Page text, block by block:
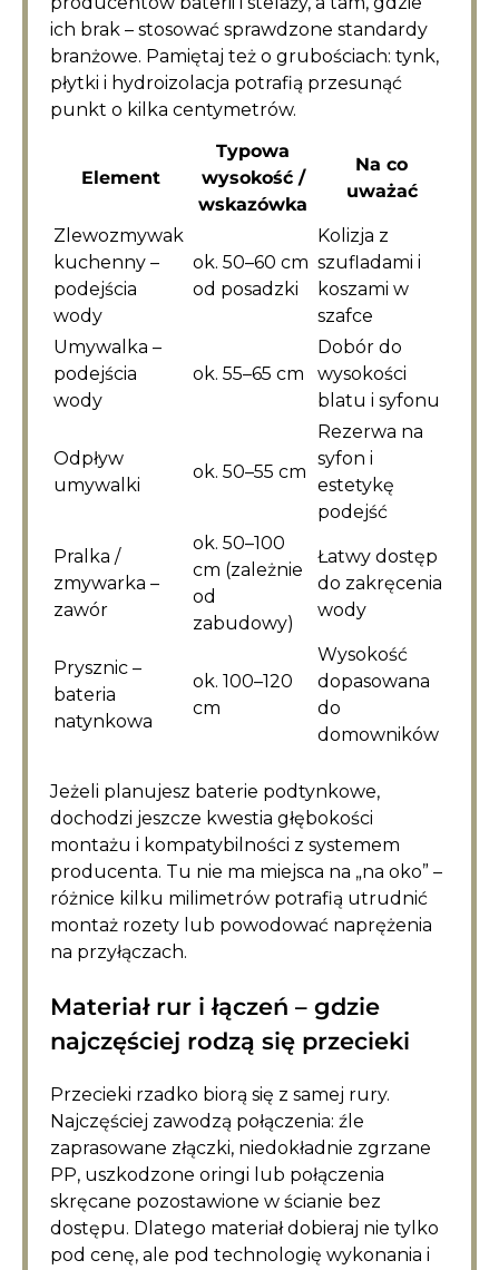
ich brak – stosować sprawdzone standardy
branżowe. Pamiętaj też o grubościach: tynk,
płytki i hydroizolacja potrafią przesunąć
punkt o kilka centymetrów.
Element
Typowa
wysokość /
wskazówka
Na co
uważać
Zlewozmywak
kuchenny –
podejścia
wody
ok. 50–60 cm
od posadzki
Kolizja z
szufladami i
koszami w
szafce
Umywalka –
podejścia
wody
ok. 55–65 cm
Dobór do
wysokości
blatu i syfonu
Odpływ
umywalki
ok. 50–55 cm
Rezerwa na
syfon i
estetykę
podejść
Pralka /
zmywarka –
zawór
ok. 50–100
cm (zależnie
od
zabudowy)
Łatwy dostęp
do zakręcenia
wody
Prysznic –
bateria
natynkowa
ok. 100–120
cm
Wysokość
dopasowana
do
domowników
Jeżeli planujesz baterie podtynkowe,
dochodzi jeszcze kwestia głębokości
montażu i kompatybilności z systemem
producenta. Tu nie ma miejsca na „na oko” –
różnice kilku milimetrów potrafią utrudnić
montaż rozety lub powodować naprężenia
na przyłączach.
Materiał rur i łączeń – gdzie
najczęściej rodzą się przecieki
Przecieki rzadko biorą się z samej rury.
Najczęściej zawodzą połączenia: źle
zaprasowane złączki, niedokładnie zgrzane
PP, uszkodzone oringi lub połączenia
skręcane pozostawione w ścianie bez
dostępu. Dlatego materiał dobieraj nie tylko
pod cenę, ale pod technologię wykonania i